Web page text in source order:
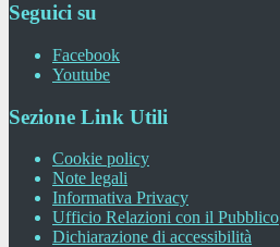
Seguici su
Facebook
Youtube
Sezione Link Utili
Cookie policy
Note legali
Informativa Privacy
Ufficio Relazioni con il Pubblico
Dichiarazione di accessibilità